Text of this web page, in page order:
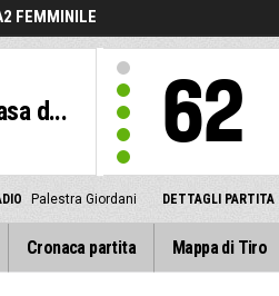
FEMMINILE
d... 62
Palestra Giordani DETTAGLI PARTITA
Cronaca partita Mappa di Tiro